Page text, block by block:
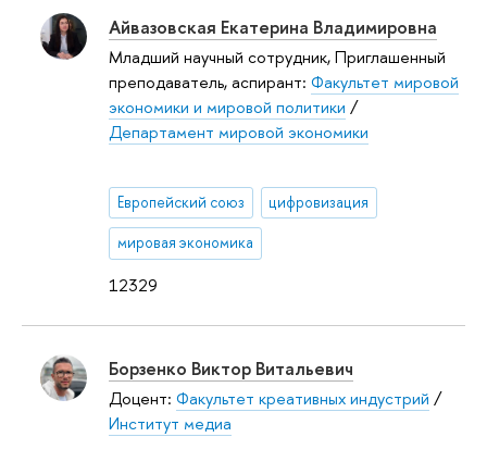
12329
Айвазовская Екатерина Владимировна
Младший научный сотрудник, Приглашенный
преподаватель, аспирант: Факультет мировой
экономики и мировой политики /
Департамент мировой экономики
Европейский союз цифровизация
мировая экономика
Борзенко Виктор Витальевич
Доцент: Факультет креативных индустрий /
Институт медиа